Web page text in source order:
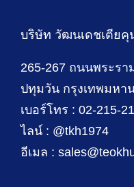
บริษัท วัฒนเดชเตียคุ
265-267 ถนนพระรา
ปทุมวัน กรุงเทพมหา
เบอร์โทร : 02-215-
ไลน์ : @tkh1974
อีเมล :